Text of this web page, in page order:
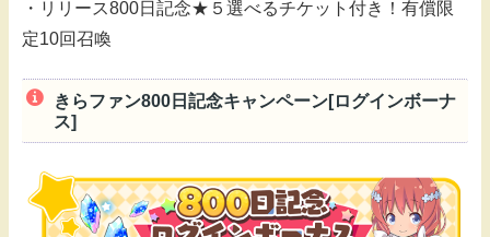
・リリース800日記念★５選べるチケット付き！有償限
定10回召喚
きらファン800日記念キャンペーン[ログインボーナ
ス]